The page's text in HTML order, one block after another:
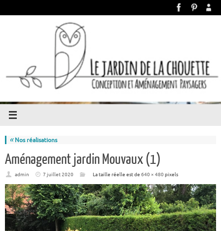
«Nos réalisations
Aménagement jardin Mouvaux (1)
admin 7 juillet 2020 La taille réelle est de 640 × 480 pixels